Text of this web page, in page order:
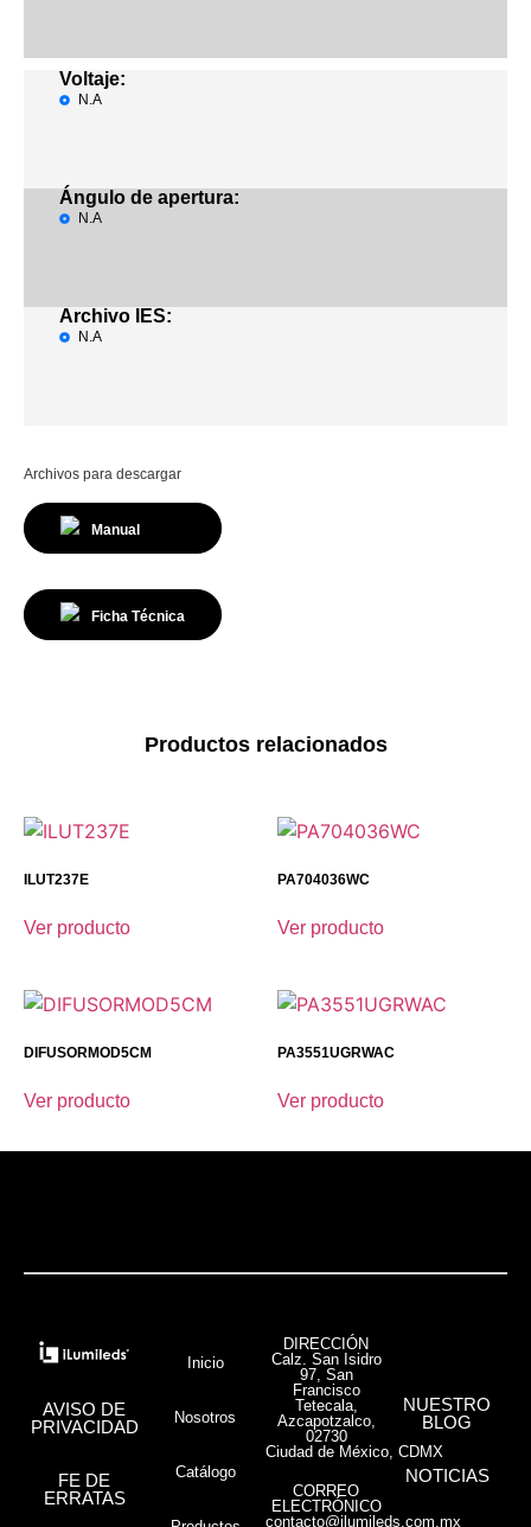
Voltaje:
N.A
Ángulo de apertura:
N.A
Archivo IES:
N.A
Archivos para descargar
Manual
Ficha Técnica
Productos relacionados
ILUT237E
Ver producto
PA704036WC
Ver producto
DIFUSORMOD5CM
Ver producto
PA3551UGRWAC
Ver producto
AVISO DE
PRIVACIDAD
FE DE
ERRATAS
Inicio
Nosotros
Catálogo
DIRECCIÓN
Calz. San Isidro
97, San
Francisco
Tetecala,
Azcapotzalco,
02730
Ciudad de México, CDMX
CORREO
ELECTRÓNICO
contacto@ilumileds.com.mx
NUESTRO
BLOG
NOTICIAS